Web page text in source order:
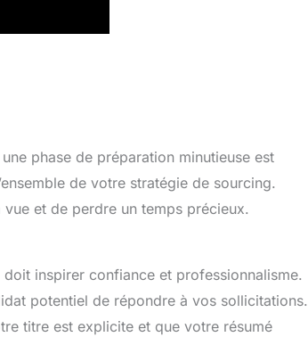
phase de préparation minutieuse est
de votre stratégie de sourcing.
et de perdre un temps précieux.
inspirer confiance et professionnalisme.
potentiel de répondre à vos sollicitations.
titre est explicite et que votre résumé